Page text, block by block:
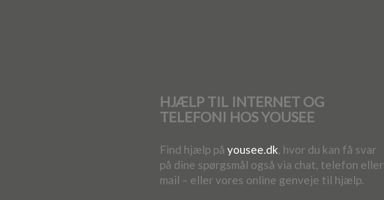
HJÆLP TIL INTERNET OG
TELEFONI HOS YOUSEE
Find hjælp påyousee.dk, hvor du kan få svar
på dine spørgsmål også via chat, telefon eller
mail – eller vores online genveje til hjælp.